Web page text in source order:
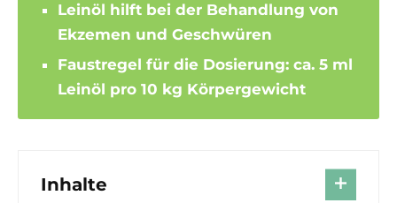
Leinöl hilft bei der Behandlung von
Ekzemen und Geschwüren
Faustregel für die Dosierung: ca. 5 ml
Leinöl pro 10 kg Körpergewicht
Inhalte